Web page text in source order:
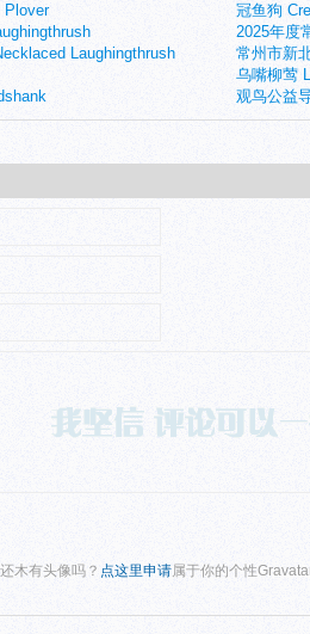
冠鱼狗
2025年度
常州市新
乌嘴柳莺
观鸟公益
Plover
Laughingthrush
木有头像吗？ 点这里申请 属于你的个性